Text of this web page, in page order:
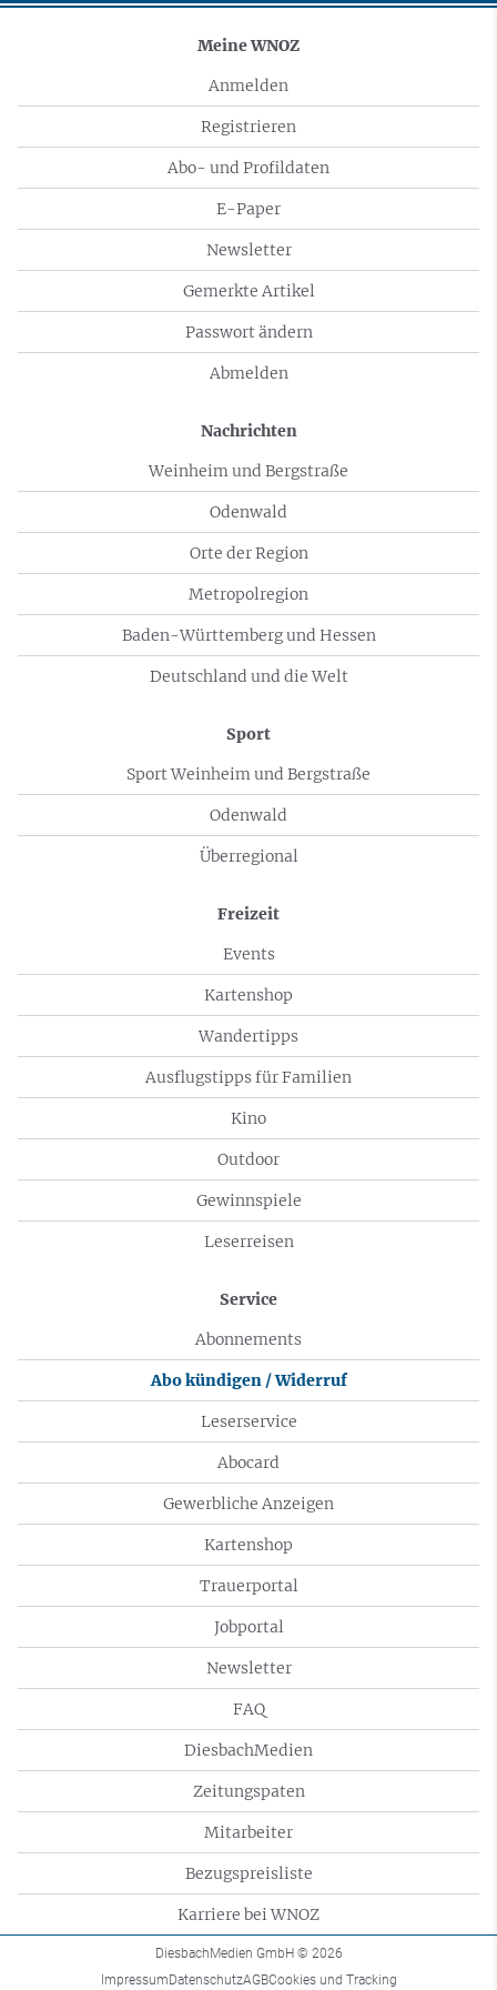
Meine WNOZ
Anmelden
Registrieren
Abo- und Profildaten
E-Paper
Newsletter
Gemerkte Artikel
Passwort ändern
Abmelden
Nachrichten
Weinheim und Bergstraße
Odenwald
Orte der Region
Metropolregion
Baden-Württemberg und Hessen
Deutschland und die Welt
Sport
Sport Weinheim und Bergstraße
Odenwald
Überregional
Freizeit
Events
Kartenshop
Wandertipps
Ausflugstipps für Familien
Kino
Outdoor
Gewinnspiele
Leserreisen
Service
Abonnements
Abo kündigen / Widerruf
Leserservice
Abocard
Gewerbliche Anzeigen
Kartenshop
Trauerportal
Jobportal
Newsletter
FAQ
DiesbachMedien
Zeitungspaten
Mitarbeiter
Bezugspreisliste
Karriere bei WNOZ
DiesbachMedien GmbH © 2026
ImpressumDatenschutzAGBCookies und Tracking